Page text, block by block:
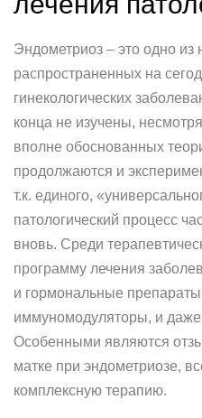
Эндометриоз – это одно из
распространенных на
гинекологических
конца не изучены,
вполне обоснованных
продолжаются и
т.к. единого,
патологический процесс
вновь. Среди
программу лечения
и гормональные
иммуномодуляторы, и
Особенными являются
матке при эндометриозе,
комплексную терапию.